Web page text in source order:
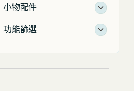
小物配件
功能篩選